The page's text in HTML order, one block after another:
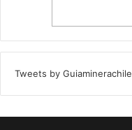
Tweets by Guiaminerachile